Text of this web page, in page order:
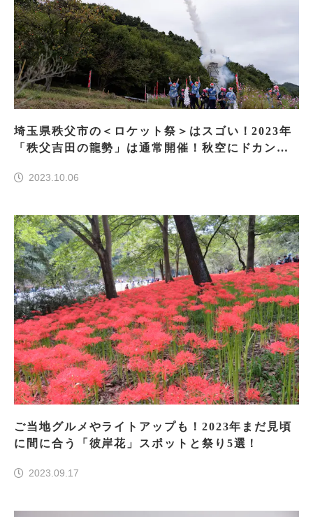
埼玉県秩父市の＜ロケット祭＞はスゴい！2023年
「秩父吉田の龍勢」は通常開催！秋空にドカンと
2023.10.06
ご当地グルメやライトアップも！2023年まだ見頃
に間に合う「彼岸花」スポットと祭り5選！
2023.09.17